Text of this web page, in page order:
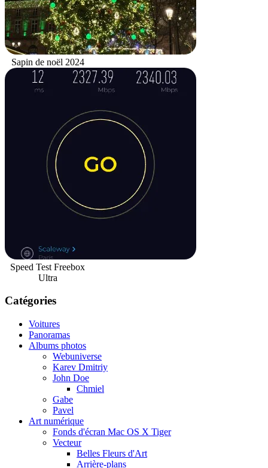
Sapin de noël 2024
Speed Test Freebox
Ultra
Catégories
Voitures
Panoramas
Albums photos
Webuniverse
Karev Dmitriy
John Doe
Chmiel
Gabe
Pavel
Art numérique
Fonds d'écran Mac OS X Tiger
Vecteur
Belles Fleurs d'Art
Arrière-plans